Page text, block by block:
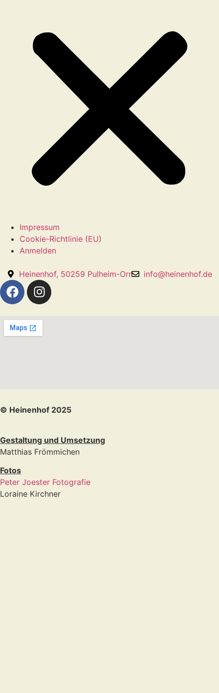
Impressum
Cookie-Richtlinie (EU)
Anmelden
Heinenhof, 50259 Pulheim-Orr info@heinenhof.de
© Heinenhof 2025
Gestaltung und Umsetzung
Matthias Frömmichen
Fotos
Peter Joester Fotografie
Loraine Kirchner